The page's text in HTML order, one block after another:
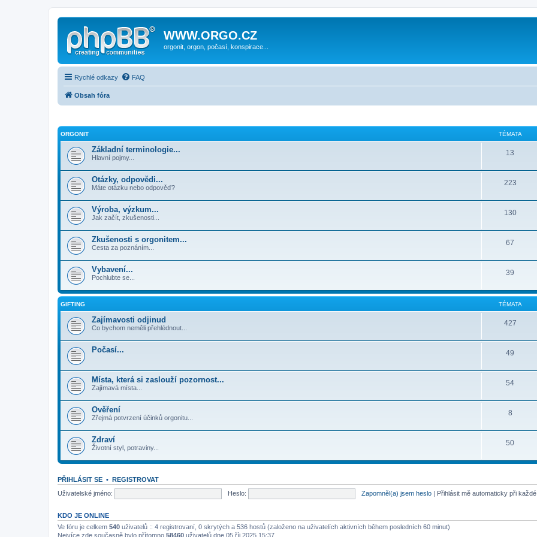
WWW.ORGO.CZ
orgonit, orgon, počasí, konspirace...
Rychlé odkazy FAQ
Obsah fóra
ORGONIT TÉMATA
Základní terminologie...
Hlavní pojmy...
13
Otázky, odpovědi...
Máte otázku nebo odpověď?
223
Výroba, výzkum...
Jak začít, zkušenosti...
130
Zkušenosti s orgonitem...
Cesta za poznáním...
67
Vybavení...
Pochlubte se...
39
GIFTING TÉMATA
Zajímavosti odjinud
Co bychom neměli přehlédnout...
427
Počasí... 49
Místa, která si zaslouží pozornost...
Zajímavá místa...
54
Ověření
Zřejmá potvrzení účinků orgonitu...
8
Zdraví
Životní styl, potraviny...
50
PŘIHLÁSIT SE • REGISTROVAT
Uživatelské jméno:
Heslo: Zapomněl(a) jsem heslo | Přihlásit mě automaticky při
KDO JE ONLINE
Ve fóru je celkem 540 uživatelů :: 4 registrovaní, 0 skrytých a 536 hostů (založeno na uživatelích aktivních během posledních 60 minut)
Nejvíce zde současně bylo přítomno 58460 uživatelů dne 05 říj 2025 15:37